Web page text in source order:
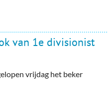
Ouderen
Zuidhorners
van 1e divisionist
vrijdag het beker